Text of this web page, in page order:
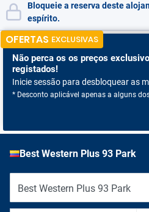
Bloqueie a reserva deste
espírito.
OFERTAS EXCLUSIVAS
Não perca os os preços
registados!
Inicie sessão para desbloquear as
* Desconto aplicável apenas a alguns
Best Western Plus 93 Park
Best Western Plus 93 Park